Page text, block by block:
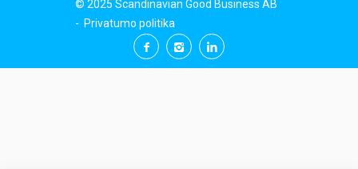
© 2025 Scandinavian Good Business AB
- Privatumo politika